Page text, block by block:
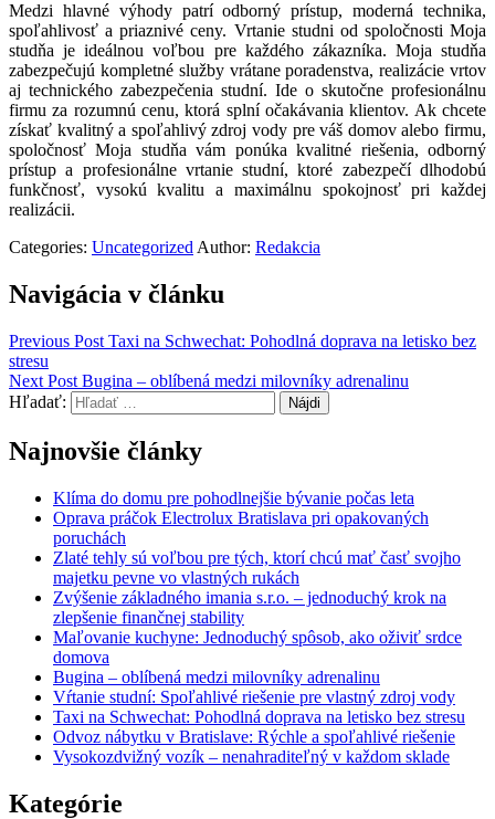
Medzi hlavné výhody patrí odborný prístup, moderná technika,
spoľahlivosť a priaznivé ceny. Vrtanie studni od spoločnosti Moja
studňa je ideálnou voľbou pre každého zákazníka. Moja studňa
zabezpečujú kompletné služby vrátane poradenstva, realizácie vrtov
aj technického zabezpečenia studní. Ide o skutočne profesionálnu
firmu za rozumnú cenu, ktorá splní očakávania klientov. Ak chcete
získať kvalitný a spoľahlivý zdroj vody pre váš domov alebo firmu,
spoločnosť Moja studňa vám ponúka kvalitné riešenia, odborný
prístup a profesionálne vrtanie studní, ktoré zabezpečí dlhodobú
funkčnosť, vysokú kvalitu a maximálnu spokojnosť pri každej
realizácii.
Categories: UncategorizedAuthor: Redakcia
Navigácia v článku
Previous Post Taxi na Schwechat: Pohodlná doprava na letisko bez
stresu
Next Post Bugina – oblíbená medzi milovníky adrenalinu
Hľadať:
Najnovšie články
Klíma do domu pre pohodlnejšie bývanie počas leta
Oprava práčok Electrolux Bratislava pri opakovaných
poruchách
Zlaté tehly sú voľbou pre tých, ktorí chcú mať časť svojho
majetku pevne vo vlastných rukách
Zvýšenie základného imania s.r.o. – jednoduchý krok na
zlepšenie finančnej stability
Maľovanie kuchyne: Jednoduchý spôsob, ako oživiť srdce
domova
Bugina – oblíbená medzi milovníky adrenalinu
Vŕtanie studní: Spoľahlivé riešenie pre vlastný zdroj vody
Taxi na Schwechat: Pohodlná doprava na letisko bez stresu
Odvoz nábytku v Bratislave: Rýchle a spoľahlivé riešenie
Vysokozdvižný vozík – nenahraditeľný v každom sklade
Kategórie